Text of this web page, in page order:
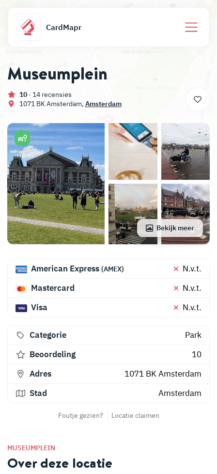
CardMapr
Museumplein
10 · 14 recensies
1071 BKAmsterdam, Amsterdam
Bekijk meer
MUSEUMPLEIN
Over deze locatie
American Express (AMEX)
N.v.t.
Mastercard
N.v.t.
Visa
N.v.t.
Categorie
Park
Beoordeling
10
Adres
1071 BKAmsterdam
Stad
Amsterdam
Foutje gezien? Locatie claimen